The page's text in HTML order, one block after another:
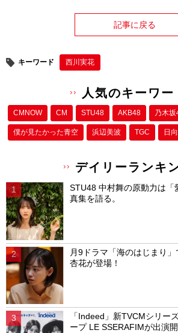
記事に戻る
キーワード 西川実花
人気のキーワー
CMNOW CM STU48 AKB48 乃木坂
僕が⾒たかった⻘空 浜辺美波 TGC 日
デイリーランキ
STU48 中村舞の原動力は「
真集を語る。
月9ドラマ「海のはじまり
杏花が登場！
「Indeed」新TVCMシリー
ープ LE SSERAFIMが出演開